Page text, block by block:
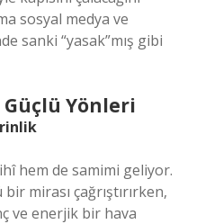
sosyal medya ve
sanki “yasak”mış gibi
Yönleri
hem de samimi geliyor.
mirası çağrıştırırken,
ve enerjik bir hava